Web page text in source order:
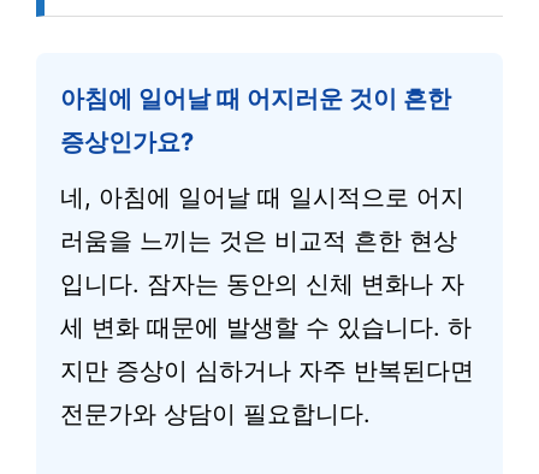
아침에 일어날 때 어지러운 것이 흔한
증상인가요?
네, 아침에 일어날 때 일시적으로 어지
러움을 느끼는 것은 비교적 흔한 현상
입니다. 잠자는 동안의 신체 변화나 자
세 변화 때문에 발생할 수 있습니다. 하
지만 증상이 심하거나 자주 반복된다면
전문가와 상담이 필요합니다.